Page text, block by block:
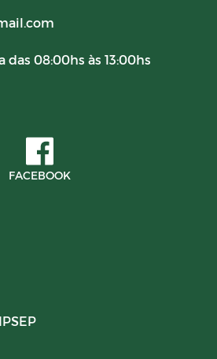
do Contribuinte
DE INVESTIMENTOS
das 08:00hs às 13:00hs
FACEBOOK